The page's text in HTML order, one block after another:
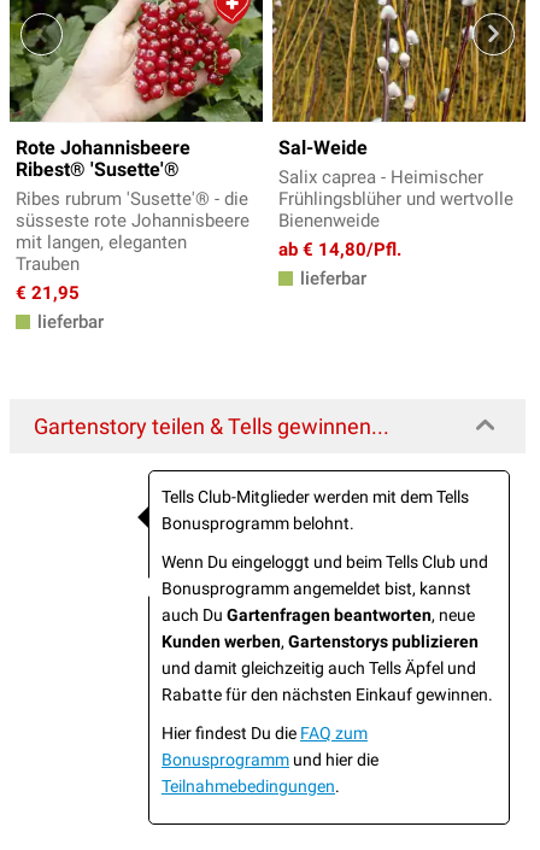
Rote Johannisbeere
Ribest® 'Susette'®
Ribes rubrum 'Susette'® - die
süsseste rote Johannisbeere
mit langen, eleganten
Trauben
€ 21,95
lieferbar
Sal-Weide
Salix caprea - Heimischer
Frühlingsblüher und wertvolle
Bienenweide
ab € 14,80/Pfl.
lieferbar
Gartenstory teilen & Tells gewinnen...
Tells Club-Mitglieder werden mit dem Tells
Bonusprogramm belohnt.
Wenn Du eingeloggt und beim Tells Club und
Bonusprogramm angemeldet bist, kannst
auch Du Gartenfragen beantworten, neue
Kunden werben, Gartenstorys publizieren
und damit gleichzeitig auch Tells Äpfel und
Rabatte für den nächsten Einkauf gewinnen.
Hier findest Du die FAQ zum
Bonusprogramm und hier die
Teilnahmebedingungen.